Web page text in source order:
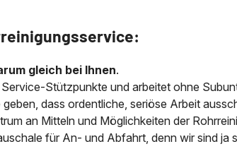
gleich bei Ihnen.
Stützpunkte und arbeitet ohne
dass ordentliche, seriöse Arbeit
an Mitteln und Möglichkeiten der
für An- und Abfahrt, denn wir sind ja